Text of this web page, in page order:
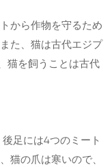
から作物を守るため
た、猫は古代エジプ
猫を飼うことは古代
足には4つのミート
猫の爪は寒いので、